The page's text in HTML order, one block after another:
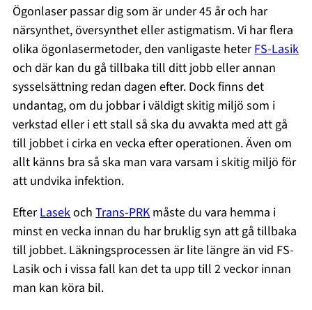
Ögonlaser passar dig som är under 45 år och har
närsynthet, översynthet eller astigmatism. Vi har flera
olika ögonlasermetoder, den vanligaste heterFS-Lasik
och där kan du gå tillbaka till ditt jobb eller annan
sysselsättning redan dagen efter. Dock finns det
undantag, om du jobbar i väldigt skitig miljö som i
verkstad eller i ett stall så ska du avvakta med att gå
till jobbet i cirka en vecka efter operationen. Även om
allt känns bra så ska man vara varsam i skitig miljö för
att undvika infektion.
EfterLasekochTrans-PRKmåste du vara hemma i
minst en vecka innan du har bruklig syn att gå tillbaka
till jobbet. Läkningsprocessen är lite längre än vid FS-
Lasik och i vissa fall kan det ta upp till 2 veckor innan
man kan köra bil.